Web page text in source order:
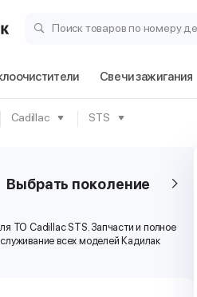
Поиск товаров по номеру
Свечи зажигания
Cadillac STS
Выбрать поколение
ТО Cadillac STS. Запчасти и полное
всех моделей Кадилак